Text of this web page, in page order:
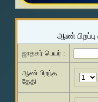
ஆண் பிறப்பு
ஜாதகர் பெயர் :
ஆண் பிறந்த
தேதி